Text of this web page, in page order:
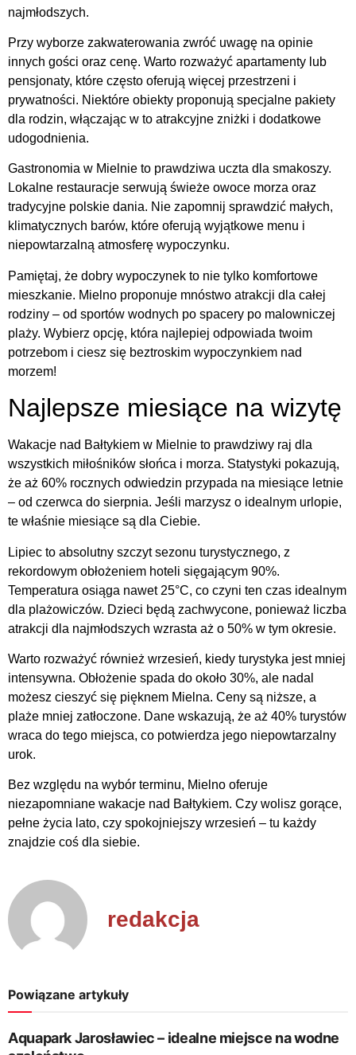
najmłodszych.
Przy wyborze zakwaterowania zwróć uwagę na opinie
innych gości oraz cenę. Warto rozważyć apartamenty lub
pensjonaty, które często oferują więcej przestrzeni i
prywatności. Niektóre obiekty proponują specjalne pakiety
dla rodzin, włączając w to atrakcyjne zniżki i dodatkowe
udogodnienia.
Gastronomia w Mielnie to prawdziwa uczta dla smakoszy.
Lokalne restauracje serwują świeże owoce morza oraz
tradycyjne polskie dania. Nie zapomnij sprawdzić małych,
klimatycznych barów, które oferują wyjątkowe menu i
niepowtarzalną atmosferę wypoczynku.
Pamiętaj, że dobry wypoczynek to nie tylko komfortowe
mieszkanie. Mielno proponuje mnóstwo atrakcji dla całej
rodziny – od sportów wodnych po spacery po malowniczej
plaży. Wybierz opcję, która najlepiej odpowiada twoim
potrzebom i ciesz się beztroskim wypoczynkiem nad
morzem!
Najlepsze miesiące na wizytę
Wakacje nad Bałtykiem w Mielnie to prawdziwy raj dla
wszystkich miłośników słońca i morza. Statystyki pokazują,
że aż 60% rocznych odwiedzin przypada na miesiące letnie
– od czerwca do sierpnia. Jeśli marzysz o idealnym urlopie,
te właśnie miesiące są dla Ciebie.
Lipiec to absolutny szczyt sezonu turystycznego, z
rekordowym obłożeniem hoteli sięgającym 90%.
Temperatura osiąga nawet 25°C, co czyni ten czas idealnym
dla plażowiczów. Dzieci będą zachwycone, ponieważ liczba
atrakcji dla najmłodszych wzrasta aż o 50% w tym okresie.
Warto rozważyć również wrzesień, kiedy turystyka jest mniej
intensywna. Obłożenie spada do około 30%, ale nadal
możesz cieszyć się pięknem Mielna. Ceny są niższe, a
plaże mniej zatłoczone. Dane wskazują, że aż 40% turystów
wraca do tego miejsca, co potwierdza jego niepowtarzalny
urok.
Bez względu na wybór terminu, Mielno oferuje
niezapomniane wakacje nad Bałtykiem. Czy wolisz gorące,
pełne życia lato, czy spokojniejszy wrzesień – tu każdy
znajdzie coś dla siebie.
redakcja
Powiązane artykuły
Aquapark Jarosławiec – idealne miejsce na wodne